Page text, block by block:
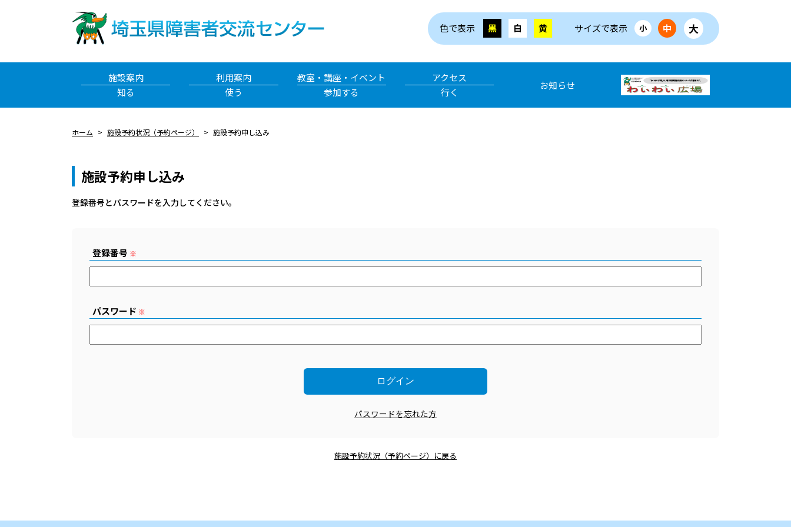
色で表示 黒 白 黄 サイズで表示 小 中 大
施設案内
知る
利用案内
使う
教室・講座・イベント
参加する
アクセス
行く
お知らせ
ホーム 施設予約状況（予約ページ） 施設予約申し込み
施設予約申し込み
登録番号とパスワードを⼊⼒してください。
登録番号 ※
パスワード ※
パスワードを忘れた方
施設予約状況（予約ページ）に戻る